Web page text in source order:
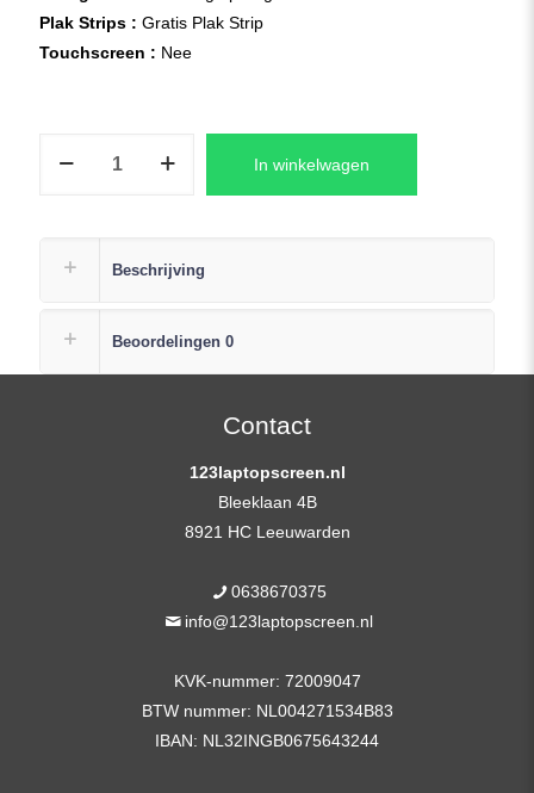
Plak Strips : Gratis Plak Strip
Touchscreen : Nee
In winkelwagen
Beschrijving
Beoordelingen 0
Contact
123laptopscreen.nl
Bleeklaan 4B
8921 HC Leeuwarden
0638670375
info@123laptopscreen.nl
KVK-nummer: 72009047
BTW nummer: NL004271534B83
IBAN: NL32INGB0675643244